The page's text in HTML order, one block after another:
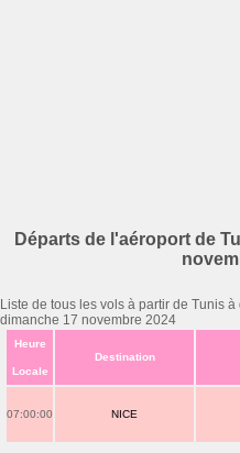
Départs de l'aéroport de
Liste de tous les vols à partir de Tunis
dimanche 17 novembre 2024
Heure
Locale
Destination
07:00:00 NICE